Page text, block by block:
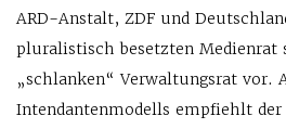
ARD-Anstalt, ZDF und
pluralistisch besetzten Medienrat
„schlanken“ Verwaltungsrat vor.
Intendantenmodells empfiehlt